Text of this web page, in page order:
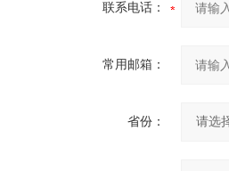
联系电话：
常用邮箱：
省份：